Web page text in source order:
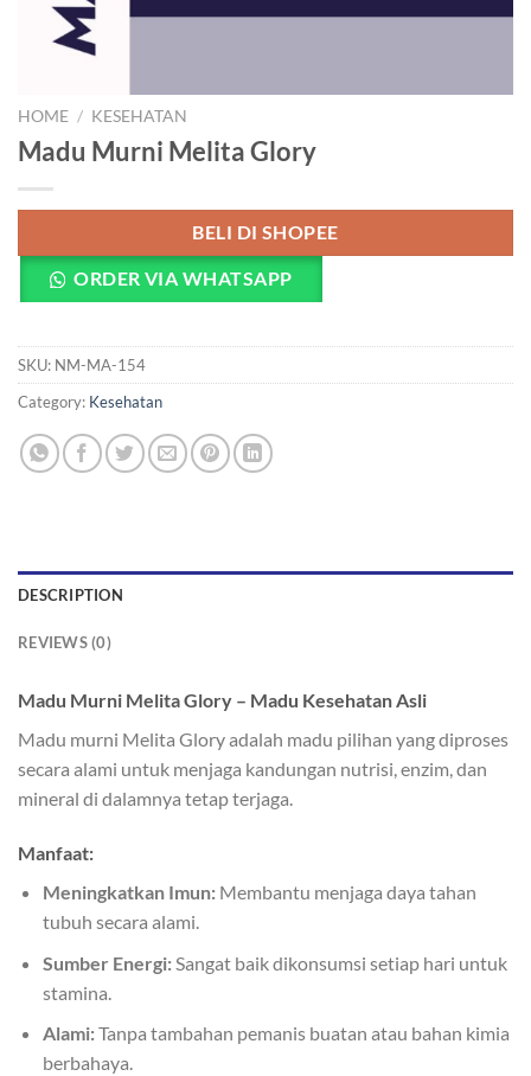
HOME / KESEHATAN
Madu Murni Melita Glory
BELI DI SHOPEE
ORDER VIA WHATSAPP
SKU: NM-MA-154
Category: Kesehatan
DESCRIPTION
REVIEWS (0)
Madu Murni Melita Glory – Madu Kesehatan Asli
Madu murni Melita Glory adalah madu pilihan yang diproses
secara alami untuk menjaga kandungan nutrisi, enzim, dan
mineral di dalamnya tetap terjaga.
Manfaat:
Meningkatkan Imun:Membantu menjaga daya tahan
tubuh secara alami.
Sumber Energi:Sangat baik dikonsumsi setiap hari untuk
stamina.
Alami:Tanpa tambahan pemanis buatan atau bahan kimia
berbahaya.